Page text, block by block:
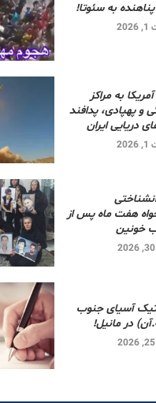
به سئوتا!
به مراکز
و پهپادی، پدافند
دریایی ایران
هفت ماه پس از
خونین
آسیای جنوب
در مانیل!